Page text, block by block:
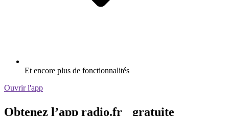
Et encore plus de fonctionnalités
Ouvrir l'app
Obtenez l’app radio.fr gratuite